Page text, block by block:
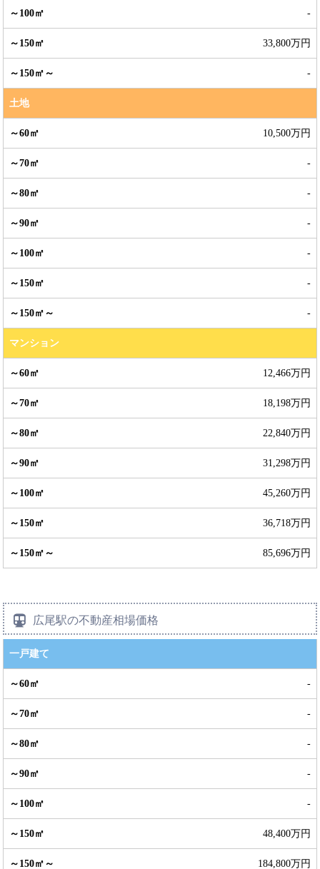
-
33,800万円
-
土地
10,500万円
-
-
-
-
-
-
マンション
12,466万円
18,198万円
22,840万円
31,298万円
45,260万円
36,718万円
85,696万円
広尾駅の不動産相場価格
一戸建て
-
-
-
-
-
48,400万円
184,800万円